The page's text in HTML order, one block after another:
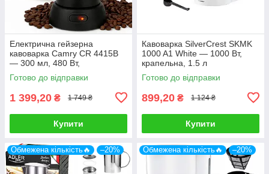
Електрична гейзерна
кавоварка Camry CR 4415B
— 300 мл, 480 Вт,
алюмінієвий корпус
Готово до відправки
1 399,20 ₴ 1 749 ₴
Купити
Кавоварка SilverCrest SKMK
1000 A1 White — 1000 Вт,
крапельна, 1.5 л
Готово до відправки
899,20 ₴ 1 124 ₴
Купити
Обмежена кількість🔥 –20% Обмежена кількість🔥 –20%